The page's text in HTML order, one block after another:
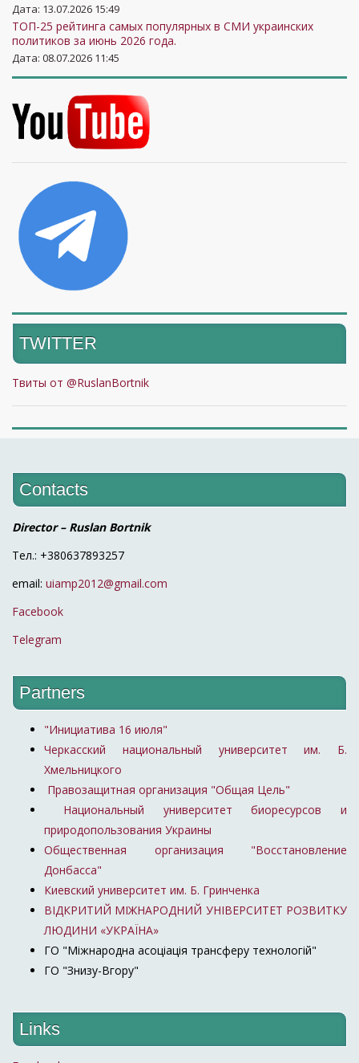
Дата: 13.07.2026 15:49
ТОП-25 рейтинга самых популярных в СМИ украинских
политиков за июнь 2026 года.
Дата: 08.07.2026 11:45
TWITTER
Твиты от @RuslanBortnik
Contacts
Director – Ruslan Bortnik
Тел.: +380637893257
email: uiamp2012@gmail.com
Facebook
Telegram
Partners
"Инициатива 16 июля"
Черкасский национальный университет им. Б.
Хмельницкого
Правозащитная организация "Общая Цель"
Национальный университет биоресурсов и
природопользования Украины
Общественная организация "Восстановление
Донбасса"
Киевский университет им. Б. Гринченка
ВІДКРИТИЙ МІЖНАРОДНИЙ УНІВЕРСИТЕТ РОЗВИТКУ
ЛЮДИНИ «УКРАЇНА»
ГО "Міжнародна асоціація трансферу технологій"
ГО "Знизу-Вгору"
Links